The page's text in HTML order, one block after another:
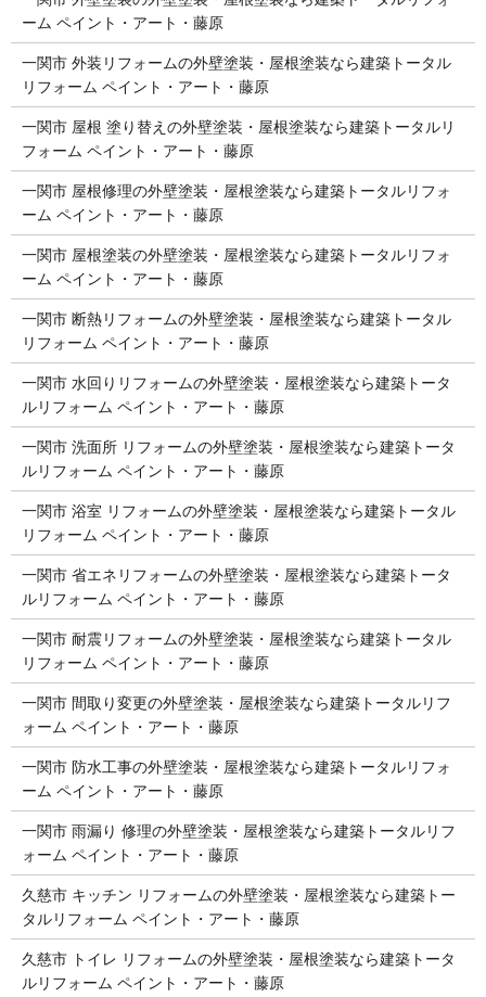
ーム ペイント・アート・藤原
一関市 外装リフォームの外壁塗装・屋根塗装なら建築トータル
リフォーム ペイント・アート・藤原
一関市 屋根 塗り替えの外壁塗装・屋根塗装なら建築トータルリ
フォーム ペイント・アート・藤原
一関市 屋根修理の外壁塗装・屋根塗装なら建築トータルリフォ
ーム ペイント・アート・藤原
一関市 屋根塗装の外壁塗装・屋根塗装なら建築トータルリフォ
ーム ペイント・アート・藤原
一関市 断熱リフォームの外壁塗装・屋根塗装なら建築トータル
リフォーム ペイント・アート・藤原
一関市 水回りリフォームの外壁塗装・屋根塗装なら建築トータ
ルリフォーム ペイント・アート・藤原
一関市 洗面所 リフォームの外壁塗装・屋根塗装なら建築トータ
ルリフォーム ペイント・アート・藤原
一関市 浴室 リフォームの外壁塗装・屋根塗装なら建築トータル
リフォーム ペイント・アート・藤原
一関市 省エネリフォームの外壁塗装・屋根塗装なら建築トータ
ルリフォーム ペイント・アート・藤原
一関市 耐震リフォームの外壁塗装・屋根塗装なら建築トータル
リフォーム ペイント・アート・藤原
一関市 間取り変更の外壁塗装・屋根塗装なら建築トータルリフ
ォーム ペイント・アート・藤原
一関市 防水工事の外壁塗装・屋根塗装なら建築トータルリフォ
ーム ペイント・アート・藤原
一関市 雨漏り 修理の外壁塗装・屋根塗装なら建築トータルリフ
ォーム ペイント・アート・藤原
久慈市 キッチン リフォームの外壁塗装・屋根塗装なら建築トー
タルリフォーム ペイント・アート・藤原
久慈市 トイレ リフォームの外壁塗装・屋根塗装なら建築トータ
ルリフォーム ペイント・アート・藤原